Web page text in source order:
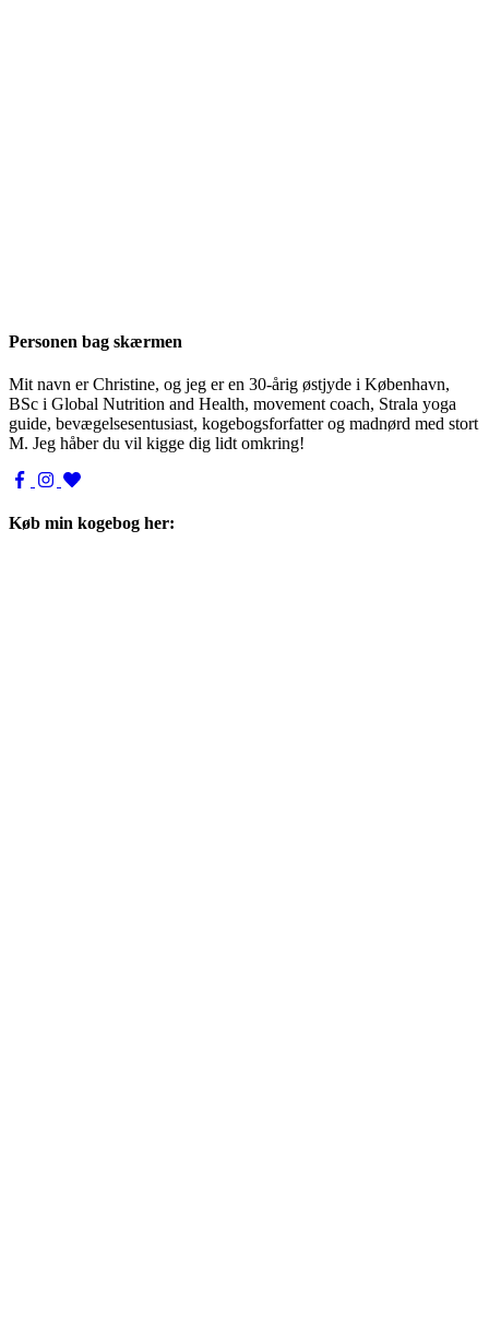
Personen bag skærmen
Mit navn er Christine, og jeg er en 30-årig østjyde i København,
BSc i Global Nutrition and Health, movement coach, Strala yoga
guide, bevægelsesentusiast, kogebogsforfatter og madnørd med stort
M. Jeg håber du vil kigge dig lidt omkring!
Køb min kogebog her: